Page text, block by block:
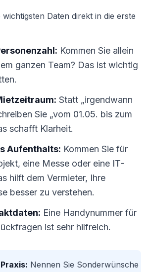
wichtigsten Daten direkt in die erste
Kommen Sie allein
ganzen Team? Das ist wichtig
Statt „irgendwann
Sie „vom 01.05. bis zum
schafft Klarheit.
Aufenthalts: Kommen Sie für
eine Messe oder eine IT-
hilft dem Vermieter, Ihre
besser zu verstehen.
Eine Handynummer für
ist sehr hilfreich.
Nennen Sie Sonderwünsche